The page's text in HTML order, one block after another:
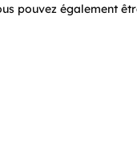
pouvez également